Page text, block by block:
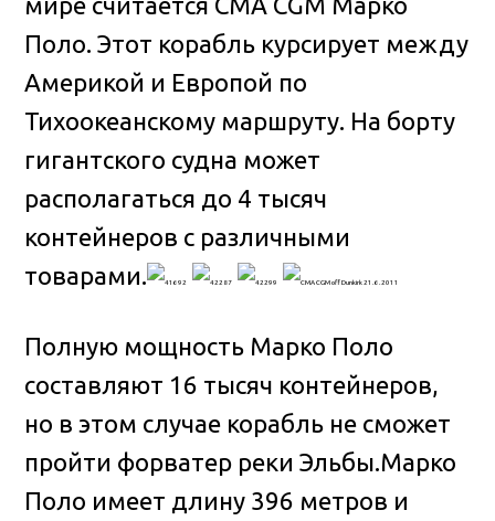
Поло. Этот корабль курсирует между
Америкой и Европой по
Тихоокеанскому маршруту. На борту
гигантского судна может
располагаться до 4 тысяч
контейнеров с различными
товарами.
Полную мощность Марко Поло
составляют 16 тысяч контейнеров,
но в этом случае корабль не сможет
пройти форватер реки Эльбы.Марко
Поло имеет длину 396 метров и